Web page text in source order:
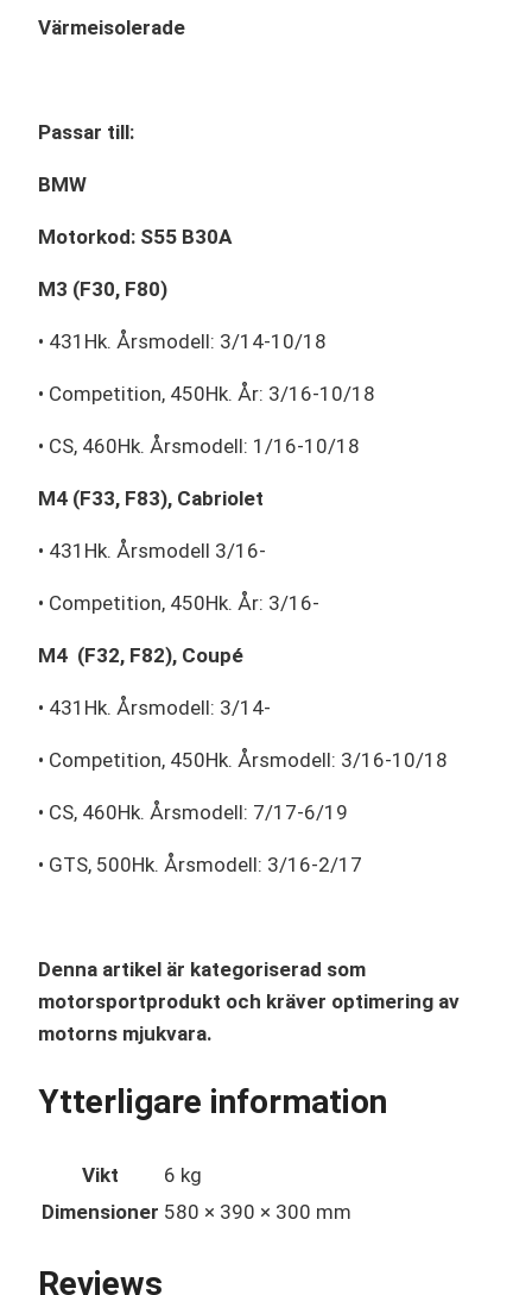
Värmeisolerade
Passar till:
BMW
Motorkod: S55 B30A
M3 (F30, F80)
• 431Hk. Årsmodell: 3/14-10/18
• Competition, 450Hk. År: 3/16-10/18
• CS, 460Hk. Årsmodell: 1/16-10/18
M4 (F33, F83), Cabriolet
• 431Hk. Årsmodell 3/16-
• Competition, 450Hk. År: 3/16-
M4 (F32, F82), Coupé
• 431Hk. Årsmodell: 3/14-
• Competition, 450Hk. Årsmodell: 3/16-10/18
• CS, 460Hk. Årsmodell: 7/17-6/19
• GTS, 500Hk. Årsmodell: 3/16-2/17
Denna artikel är kategoriserad som
motorsportprodukt och kräver optimering av
motorns mjukvara.
Ytterligare information
Vikt
6 kg
Dimensioner 580 × 390 × 300 mm
Reviews